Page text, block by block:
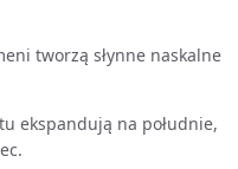
tworzą słynne naskalne
ekspandują na południe,